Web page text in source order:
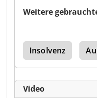
Weitere
Insolvenz
Video